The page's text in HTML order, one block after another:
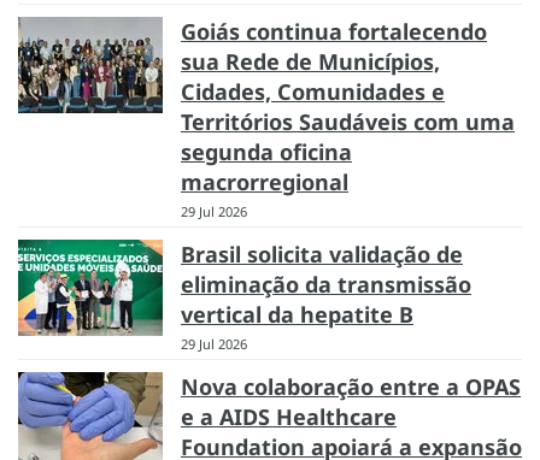
Goiás continua fortalecendo
sua Rede de Municípios,
Cidades, Comunidades e
Territórios Saudáveis com uma
segunda oficina
macrorregional
29 Jul 2026
Brasil solicita validação de
eliminação da transmissão
vertical da hepatite B
29 Jul 2026
Nova colaboração entre a OPAS
e a AIDS Healthcare
Foundation apoiará a expansão